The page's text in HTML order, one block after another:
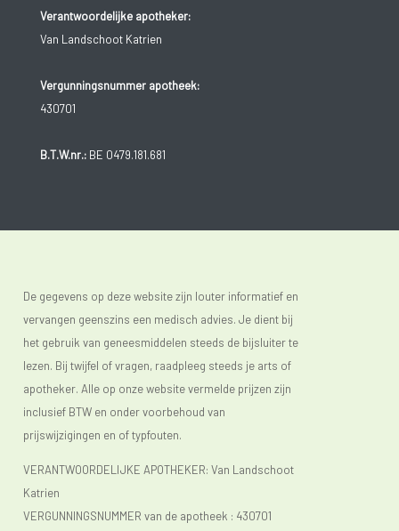
Verantwoordelijke apotheker:
Van Landschoot Katrien
Vergunningsnummer apotheek:
430701
B.T.W.nr.:BE 0479.181.681
De gegevens op deze website zijn louter informatief en
vervangen geenszins een medisch advies. Je dient bij
het gebruik van geneesmiddelen steeds de bijsluiter te
lezen. Bij twijfel of vragen, raadpleeg steeds je arts of
apotheker. Alle op onze website vermelde prijzen zijn
inclusief BTW en onder voorbehoud van
prijswijzigingen en of typfouten.
VERANTWOORDELIJKE APOTHEKER: Van Landschoot
Katrien
VERGUNNINGSNUMMER van de apotheek : 430701